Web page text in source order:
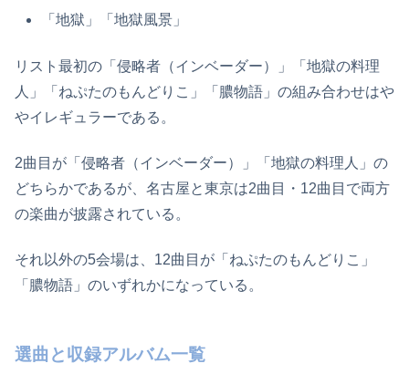
「地獄」「地獄風景」
リスト最初の「侵略者（インベーダー）」「地獄の料理
人」「ねぷたのもんどりこ」「膿物語」の組み合わせはや
やイレギュラーである。
2曲目が「侵略者（インベーダー）」「地獄の料理人」の
どちらかであるが、名古屋と東京は2曲目・12曲目で両方
の楽曲が披露されている。
それ以外の5会場は、12曲目が「ねぷたのもんどりこ」
「膿物語」のいずれかになっている。
選曲と収録アルバム一覧